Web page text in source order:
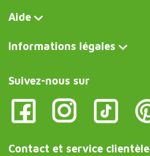
Aide
Informations légales
Suivez-nous sur
Contact et service clientèle